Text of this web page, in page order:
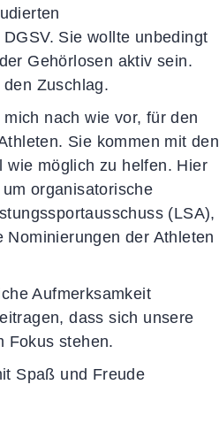
Sie wollte unbedingt
Gehörlosen aktiv sein.
Zuschlag.
nach wie vor, für den
Sie kommen mit den
wie möglich zu helfen. Hier
organisatorische
(LSA),
der Athleten
Aufmerksamkeit
dass sich unsere
Fokus stehen.
Spaß und Freude